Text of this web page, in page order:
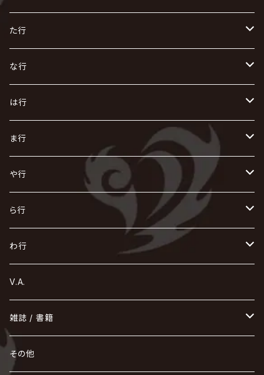
AIOLIN
Azavana
Acid Black Cherry
彩冷える -ayabie-
IKUO
exist†trace
色々な十字架
168 / 葵-168-
う
VIRGE / ヴァージュ
Waive
UCHUSENTAI:NOIZ / 宇宙戦隊NOIZ
え
ACE OF SPADES
X JAPAN
LSN / The LEGENDARY SIX NINE
お
AURORIZE
OFIAM
怪人二十面奏
Kαin
the GazettE
GOTCHAROCKA
き
KISAKI
キズ
KIRITO / キリト
己龍
く
Crack6
グラビティ
黒夢
け
[ kei ] / 圭
仮病
こ
GOATBED
ゴールデンボンバー
さ
ザアザア
The THIRTEEN
XANVALA
し
Zeke Deux
Z CLEAR
ジグソウ
シド
SHIVA
す
Z CLEAR
超ジャシー
SPLENDID GOD GIRAFFE
SLAPSLY / CHIYU
せ
ゼラ
零[Hz]
そ
SOPHIA
ZOMBIE / ぞんび
た行
た
DASEIN
DAIGO
逹瑯
DAVID / SUI / 縁
DALLE
ち
CHAQLA.
つ
て
D
DIAURA
Develop One's Faculties
と
東京花嫁
Tourbillon
DOG inthePWO
な行
な
NIGHTMARE
NAZARE
に
NiEL
NICOLAS
ぬ
nurié
ね
NETH PRIERE CAIN
NEVERLAND
の
NoGoD
NOCTURNAL BLOODLUST
は行
は
heidi.
H.U.G
花見桜こうき
薔薇の宮殿
ひ
HERO
美炎-BIEN-
ヒッチコック
ふ
Far East Dizain
Fatüm
FEST VAINQUEUR
へ
BabyKingdom
THE BEETHOVEN
ほ
POIDOL
HOLLOWGRAM
ま行
ま
THE MICRO HEAD 4N'S
MAO / マオ from SID
Magistina Saga
み
未完成アリス
ミスイ
MIMIZUQ
む
MUCC / ムック
め
メトロノーム
MERRY / メリー
も
THE MORTAL
や行
や
ヤミテラ / 外道反逆者ヤミテラ
ゆ
YUKIYA / 藤田幸也
ユナイト
よ
ら行
ら
rice
Rides In ReVellion
り
Leetspeak monsters
Ricky
る
Ruiza
れ
わ行
わ
wyse
我が為
V.A.
雑誌 / 書籍
hévn
その他